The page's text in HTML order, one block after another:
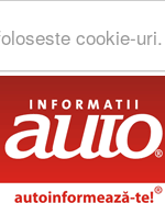
cookie-